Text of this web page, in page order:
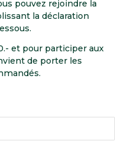
pouvez rejoindre la
la déclaration
et pour participer aux
de porter les